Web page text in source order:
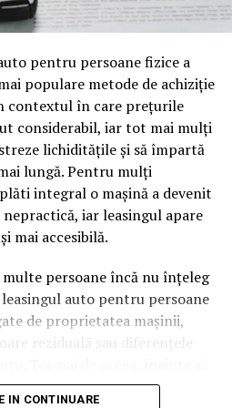
transcrierea ajunge pe o
în limbajul în care se
O pagină pe care
minute ca să
un semnal greu de ignorat.
satisfacția, însă timpul
spun ceva despre cât de
Un webinar reușit atrage
Cineva îl menționează într-un
într-un articol, un
lui. Fiecare astfel de
forte în SEO.
pentru persoane fizice a
populare metode de achiziție
contextul în care prețurile
considerabil, iar tot mai mulți
lichiditățile și să împartă
lungă. Pentru mulți
integral o mașină a devenit
iar leasingul apare
mai accesibilă.
persoane încă nu înțeleg
auto pentru persoane
de proprietatea mașinii,
reziduală sau diferențele
important să înțelegi clar
IN CONTINUARE